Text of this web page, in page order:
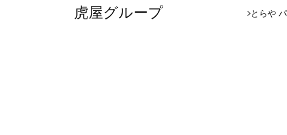
虎屋グループ とらや